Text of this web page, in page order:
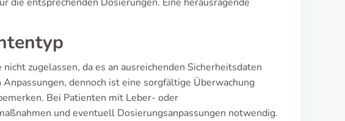
zugelassen, da es an ausreichenden Sicherheitsdaten
dennoch ist eine sorgfältige Überwachung
Bei Patienten mit Leber- oder
und eventuell Dosierungsanpassungen notwendig.